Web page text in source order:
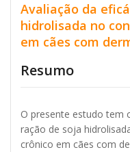
Avaliação da
hidrolisada no
em cães com
Resumo
O presente estudo tem
ração de soja
crônico em cães com